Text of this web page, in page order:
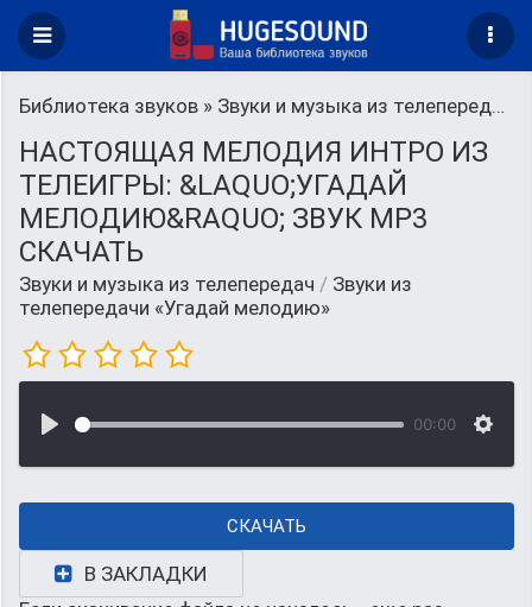
Библиотека звуков » Звуки и музыка из телепередач
НАСТОЯЩАЯ МЕЛОДИЯ ИНТРО ИЗ
ТЕЛЕИГРЫ: &LAQUO;УГАДАЙ
МЕЛОДИЮ&RAQUO; ЗВУК MP3
СКАЧАТЬ
Звуки и музыка из телепередач / Звуки из
телепередачи «Угадай мелодию»
00:00
СКАЧАТЬ
В ЗАКЛАДКИ